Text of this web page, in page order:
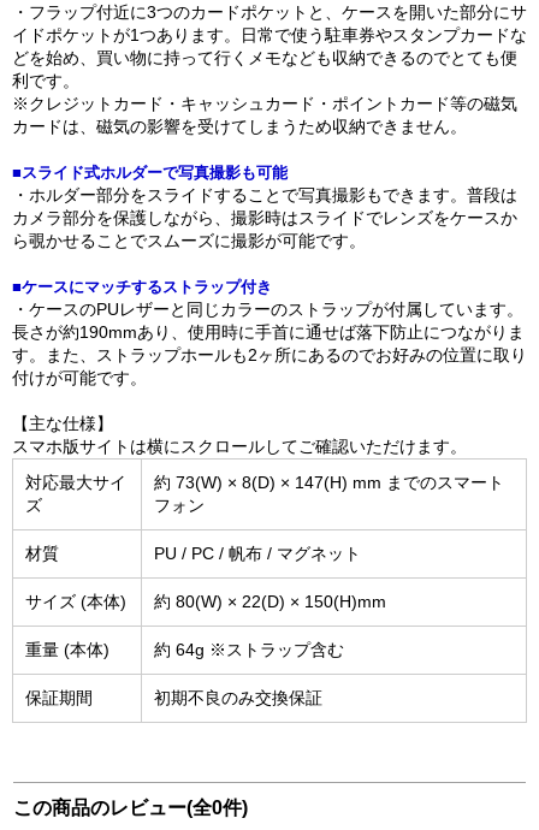
・フラップ付近に3つのカードポケットと、ケースを開いた部分にサ
イドポケットが1つあります。日常で使う駐車券やスタンプカードな
どを始め、買い物に持って行くメモなども収納できるのでとても便
利です。
※クレジットカード・キャッシュカード・ポイントカード等の磁気
カードは、磁気の影響を受けてしまうため収納できません。
■スライド式ホルダーで写真撮影も可能
・ホルダー部分をスライドすることで写真撮影もできます。普段は
カメラ部分を保護しながら、撮影時はスライドでレンズをケースか
ら覗かせることでスムーズに撮影が可能です。
■ケースにマッチするストラップ付き
・ケースのPUレザーと同じカラーのストラップが付属しています。
長さが約190mmあり、使用時に手首に通せば落下防止につながりま
す。また、ストラップホールも2ヶ所にあるのでお好みの位置に取り
付けが可能です。
【主な仕様】
スマホ版サイトは横にスクロールしてご確認いただけます。
対応最大サイ
ズ
約 73(W) × 8(D) × 147(H) mm までのスマート
フォン
材質 PU / PC / 帆布 / マグネット
サイズ (本体) 約 80(W) × 22(D) × 150(H)mm
重量 (本体) 約 64g ※ストラップ含む
保証期間 初期不良のみ交換保証
この商品のレビュー(全0件)